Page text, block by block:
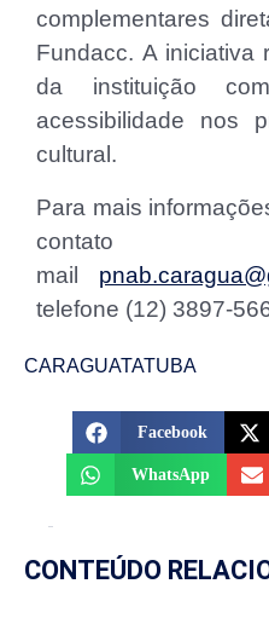
complementares
Fundacc. A iniciativa
da instituição
acessibilidade nos
cultural.
Para mais
mail
telefone (12) 3897-
CARAGUATATUBA
Facebook
WhatsApp
CONTEÚDO